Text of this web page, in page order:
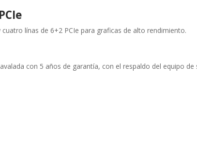
cuatro línas de 6+2 PCIe para graficas de alto rendimiento.
con 5 años de garantía, con el respaldo del equipo